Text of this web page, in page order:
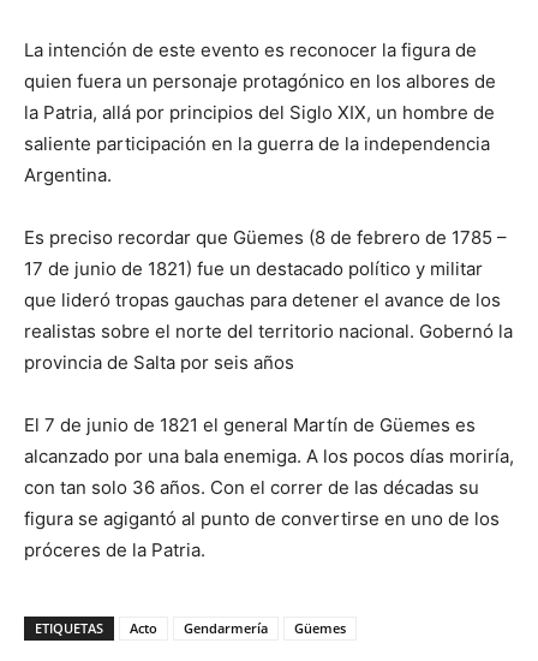
La intención de este evento es reconocer la figura de
quien fuera un personaje protagónico en los albores de
la Patria, allá por principios del Siglo XIX, un hombre de
saliente participación en la guerra de la independencia
Argentina.
Es preciso recordar que Güemes (8 de febrero de 1785 –
17 de junio de 1821) fue un destacado político y militar
que lideró tropas gauchas para detener el avance de los
realistas sobre el norte del territorio nacional. Gobernó la
provincia de Salta por seis años
El 7 de junio de 1821 el general Martín de Güemes es
alcanzado por una bala enemiga. A los pocos días moriría,
con tan solo 36 años. Con el correr de las décadas su
figura se agigantó al punto de convertirse en uno de los
próceres de la Patria.
ETIQUETAS Acto Gendarmería Güemes